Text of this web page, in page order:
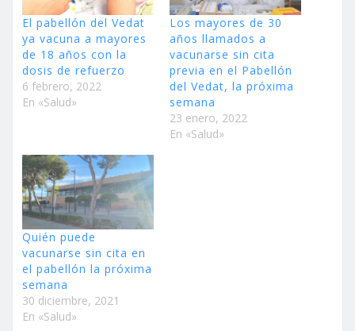
El pabellón del Vedat
ya vacuna a mayores
de 18 años con la
dosis de refuerzo
6 febrero, 2022
En «Salud»
Los mayores de 30
años llamados a
vacunarse sin cita
previa en el Pabellón
del Vedat, la próxima
semana
23 enero, 2022
En «Salud»
Quién puede
vacunarse sin cita en
el pabellón la próxima
semana
30 diciembre, 2021
En «Salud»